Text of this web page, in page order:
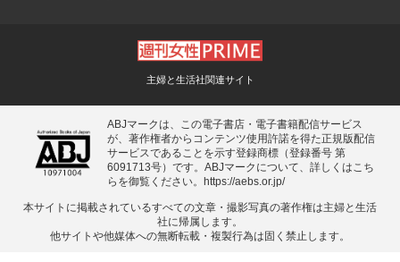
主婦と生活社関連サイト
ABJマークは、この電子書店・電子書籍配信サービス
が、著作権者からコンテンツ使用許諾を得た正規版配信
サービスであることを示す登録商標（登録番号 第
6091713号）です。ABJマークについて、詳しくはこち
らを御覧ください。
https://aebs.or.jp/
本サイトに掲載されているすべての⽂章・撮影写真の著作権は主婦と⽣活
社に帰属します。
他サイトや他媒体への無断転載・複製⾏為は固く禁⽌します。